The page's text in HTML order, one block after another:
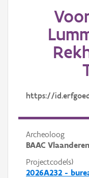
https://
Archeoloog
BAAC
Projectcode(s)
2026A232 -